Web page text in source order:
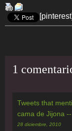
[pinterest]
1
Tweets that
cama de Jijona
28 diciembre, 2010